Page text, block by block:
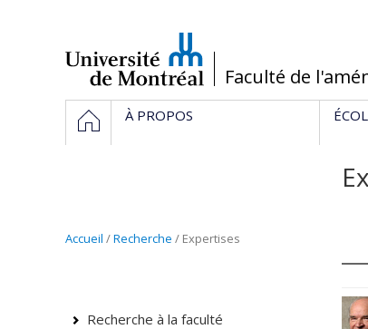
/Faculté de
Navigation
principale
ACCUEIL
À PROPOS
Accueil /Recherche / Expertises
Recherche à la faculté